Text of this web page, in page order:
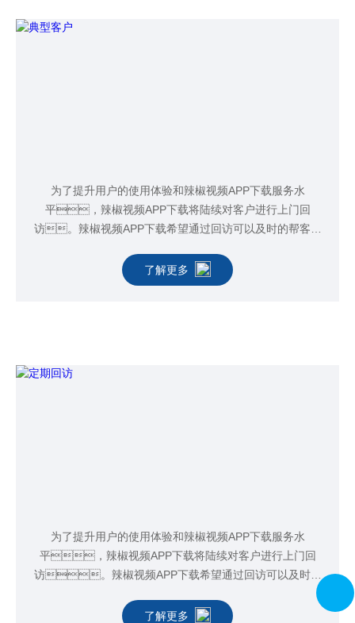
为了提升用户的使用体验和辣椒视频APP下载服务水
平，辣椒视频APP下载将陆续对客户进行上门回
访。辣椒视频APP下载希望通过回访可以及时的帮客户
水机进行一些维护和保养以及对使用者做一些保养培
训。这样可以更好的了解客户的使用需求，为客
了解更多
为了提升用户的使用体验和辣椒视频APP下载服务水
平，辣椒视频APP下载将陆续对客户进行上门回
访。辣椒视频APP下载希望通过回访可以及时的
帮客户解决一些在使用纯水机过程中的遇到的故障，对
纯水机进行一些维护和保养以及对使用者做一些保养培
了解更多